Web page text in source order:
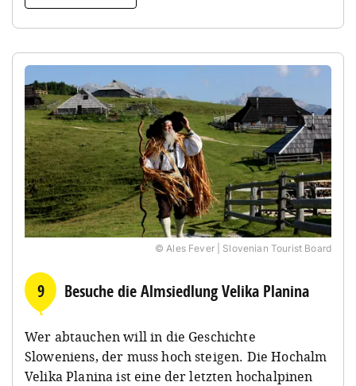
© Ales Fever | Slovenian Tourist Board
9 Besuche die Almsiedlung Velika Planina
Wer abtauchen will in die Geschichte
Sloweniens, der muss hoch steigen. Die Hochalm
Velika Planina ist eine der letzten hochalpinen